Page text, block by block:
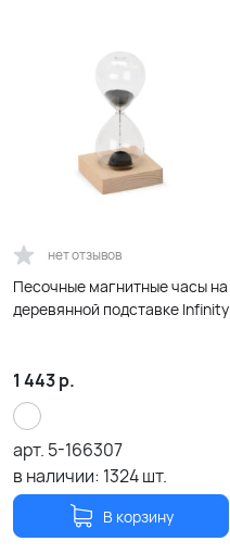
нет отзывов
Песочные магнитные часы на
деревянной подставке Infinity
1 443р.
арт. 5-166307
в наличии: 1324шт.
В корзину